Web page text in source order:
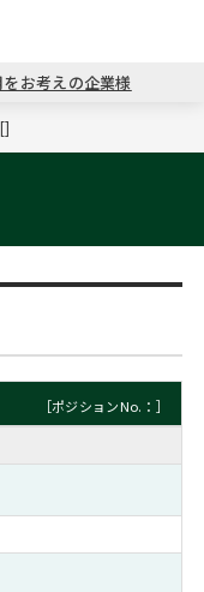
コンサ
キャリ
MBAの
おわり
日本か
パワー
お考えの企業様
[]
［ポジションNo.：］